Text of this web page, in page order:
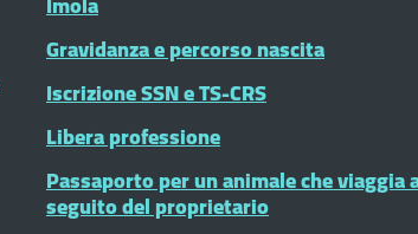
Gravidanza e percorso nascita
Iscrizione SSN e TS-CRS
Libera professione
Passaporto per un animale che viaggia
seguito del proprietario